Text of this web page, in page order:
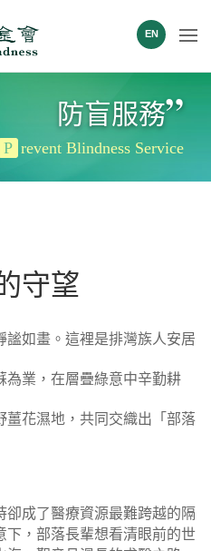
EN
防盲服務”
P revent Blindness Service
守望
如畫。這裡是排灣族人安居
為業，在層疊綠意中辛勤耕
薑花濕地，共同交織出「部落
卻成了醫療資源最難跨越的隔
下，部落長輩想看清眼前的世